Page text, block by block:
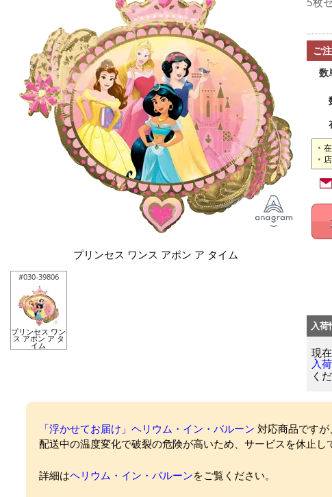
プリンセス ワンス アポン ア タイム
#030-39806
プリンセス ワン
ス アポン ア タ
イム
ご
数
入荷
現
入
く
「浮かせてお届け」ヘリウム・イン・バルーン 対応商品ですが
配送中の温度変化で破裂の危険が高いため、サービスを休止し
詳細はヘリウム・イン・バルーンをご覧ください。